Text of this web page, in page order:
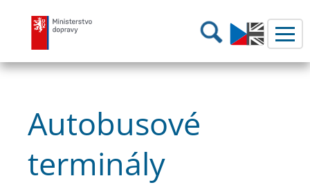
Ministerstvo dopravy Hledání
Autobusové
terminály